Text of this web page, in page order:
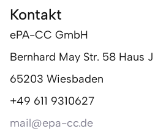
Kontakt
ePA-CC GmbH
Bernhard May Str. 58 Haus J
65203 Wiesbaden
+49 611 9310627
mail@epa-cc.de